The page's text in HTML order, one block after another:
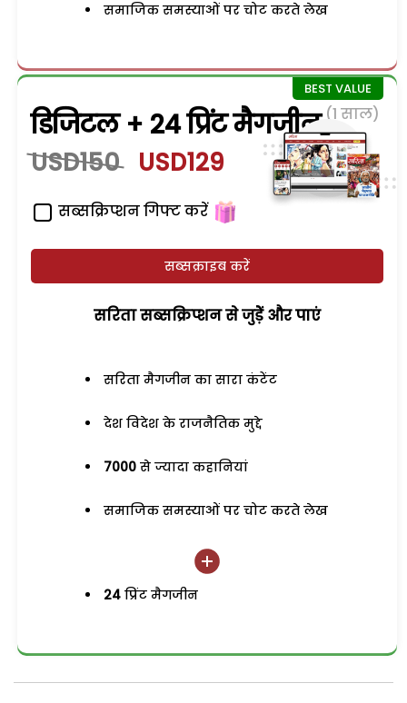
समाजिक समस्याओं पर चोट करते लेख
डिजिटल + 24 प्रिंट मैगजीन (1 साल)
USD150 USD129
सब्सक्रिप्शन गिफ्ट करें
सब्सक्राइब करें
सरिता सब्सक्रिप्शन से जुड़ेें और पाएं
सरिता मैगजीन का सारा कंटेंट
देश विदेश के राजनैतिक मुद्दे
7000 से ज्यादा कहानियां
समाजिक समस्याओं पर चोट करते लेख
24 प्रिंट मैगजीन